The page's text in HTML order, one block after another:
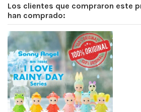
Los clientes que compraron este
han comprado: